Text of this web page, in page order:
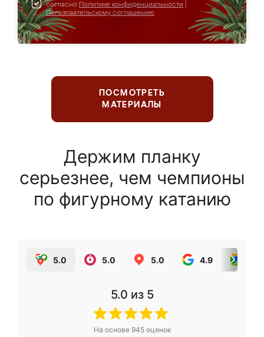
согласно Политике конфиденциальности
Пользовательскому соглашению
ПОСМОТРЕТЬ
МАТЕРИАЛЫ
Держим планку
серьезнее, чем чемпионы
по фигурному катанию
5.0 5.0 5.0 4.9
5.0 из 5
На основе 945оценок